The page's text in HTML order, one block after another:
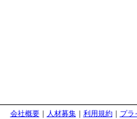
会社概要｜ 人材募集｜ 利用規約｜
プラ